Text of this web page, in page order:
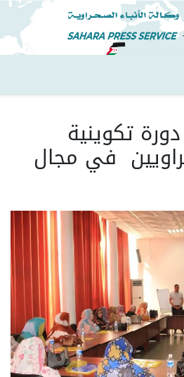
تجاوز
إلى
المحتوى
الرئيسي
تكوينية
في مجال